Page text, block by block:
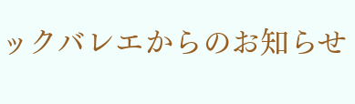
クバレエからのお知らせ